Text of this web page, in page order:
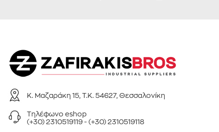
0 € - 451 €
Κ. Μαζαράκη 15, Τ.Κ. 54627, Θεσσαλονίκη
Τηλέφωνo eshop
(+30) 2310519119- (+30) 2310519118